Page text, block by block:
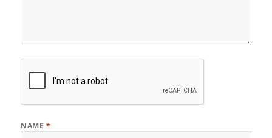
NAME *